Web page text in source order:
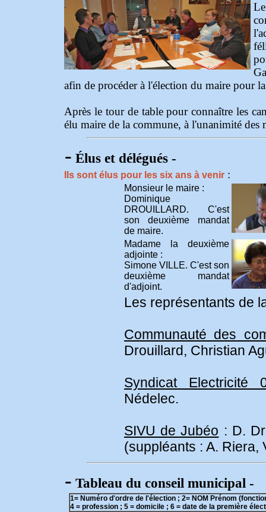
afin de procéder à l'élection du maire pour
Après le tour de table pour connaître les
élu maire de la commune, à l'unanimité des
- Élus et délégués -
Ils sont élus pour les six ans à venir :
Monsieur le maire :
Dominique
DROUILLARD. C'est
son deuxième mandat
de maire.
Madame la deuxième
adjointe :
Simone VILLE. C'est son
deuxième mandat
d'adjoint.
Les représentants de
Communauté des
Drouillard, Christian
Syndicat Electricité
Nédelec.
SIVU de Jubéo : D.
(suppléants : A. Riera,
- Tableau du conseil municipal -
1= Numéro d'ordre de l'élection ; 2= NOM Prénom
4 = profession ; 5 = domicile ; 6 = date de la première